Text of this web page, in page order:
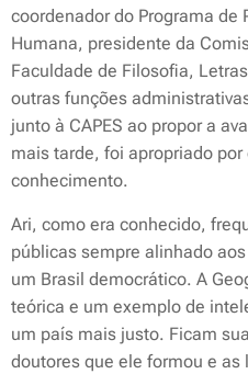
coordenador do Programa de
Humana, presidente da
Faculdade de Filosofia,
outras funções
junto à CAPES ao propor a
mais tarde, foi apropriado por
conhecimento.
Ari, como era conhecido,
públicas sempre alinhado
um Brasil democrático. A
teórica e um exemplo de
um país mais justo. Ficam
doutores que ele formou e